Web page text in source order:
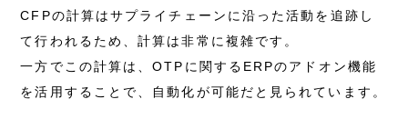
CFPの計算はサプライチェーンに沿った活動を追跡し
て行われるため、計算は非常に複雑です。
一方でこの計算は、OTPに関するERPのアドオン機能
を活用することで、自動化が可能だと見られています。